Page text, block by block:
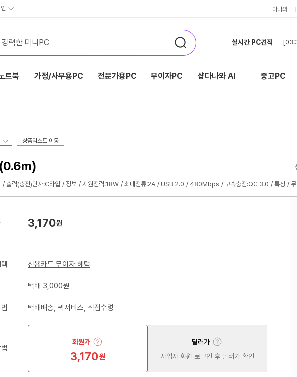
다나와
실시간 PC견적
트북 가정/사무용PC 전문가용PC 무이자PC 샵다나와 AI 중고PC
상품리스트 이동
출력(충전)단자:C타입 정보 지원전력:18W 최대전류:2A USB 2.0 480Mbps 고속충전:QC 3.0 특징
3,170원
신용카드 무이자 혜택
택배 3,000원
택배배송, 퀵서비스, 직접수령
회원가
3,170원
딜러가
사업자 회원 로그인 후 딜러가 확인